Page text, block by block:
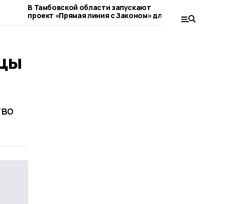
В Тамбовской области запускают
проект «Прямая линия с Законом» для
ветеранов СВО